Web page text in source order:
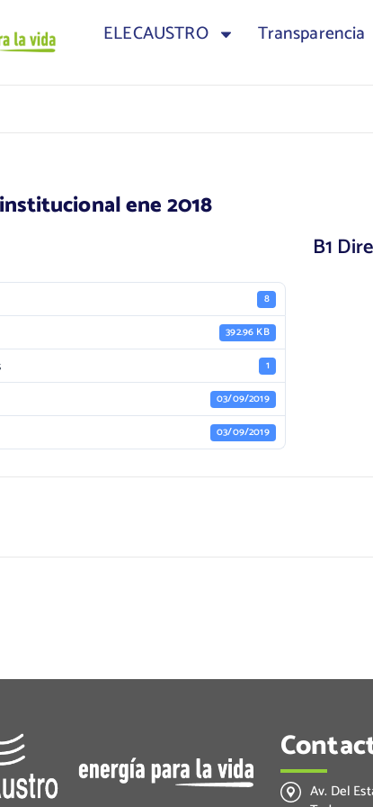
ELECAUSTRO Transparencia
ene 2018
8
392.96 KB
1
03/09/2019
03/09/2019
B1
Av. Del